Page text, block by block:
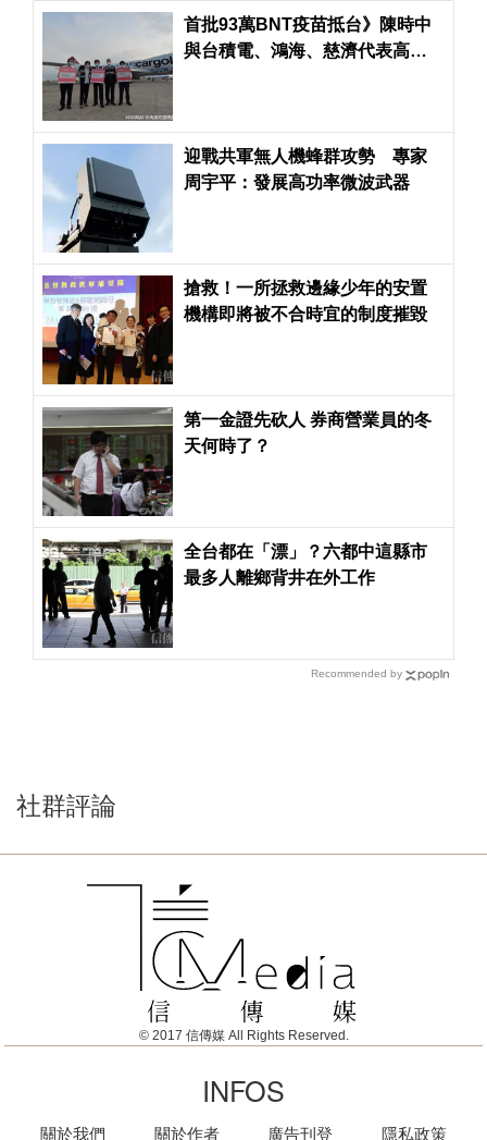
首批93萬BNT疫苗抵台》陳時中
與台積電、鴻海、慈濟代表高舉
迎戰共軍無人機蜂群攻勢 專家
周宇平：發展高功率微波武器
搶救！一所拯救邊緣少年的安置
機構即將被不合時宜的制度摧毀
第一金證先砍人 券商營業員的冬
天何時了？
全台都在「漂」？六都中這縣市
最多人離鄉背井在外工作
Recommended by
社群評論
© 2017 信傳媒 All Rights Reserved.
INFOS
關於我們 關於作者 廣告刊登 隱私政策